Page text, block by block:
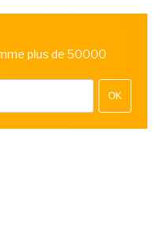
plus de 50000
OK